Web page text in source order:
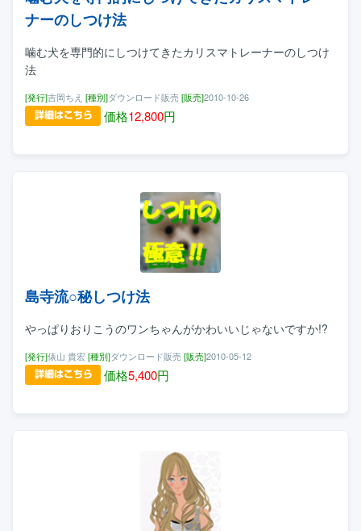
ナーのしつけ法
噛む犬を専門的にしつけてきたカリスマトレーナーのしつけ
法
[発行]吉岡ちえ [種別]ダウンロード販売[販売]2010-10-26
価格12,800円
島寺流○秘しつけ法
やっぱりおりこうのワンちゃんがかわいいじゃないですか!?
[発行]俵山 貴宏[種別]ダウンロード販売[販売]2010-05-12
価格5,400円